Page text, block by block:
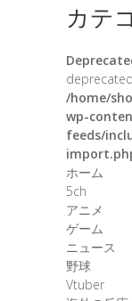
カテ
/home/
wp-
feeds/
ホーム
5ch
アニメ
ゲーム
ニュース
野球
Vtuber